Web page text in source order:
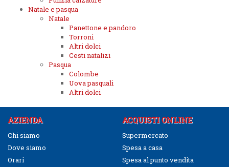
Natale e pasqua
Natale
Panettone e pandoro
Torroni
Altri dolci
Cesti natalizi
Pasqua
Colombe
Uova pasquali
Altri dolci
AZIENDA
Chi siamo
Dove siamo
Orari
ACQUISTI ONLINE
Supermercato
Spesa a casa
Spesa al punto vendita